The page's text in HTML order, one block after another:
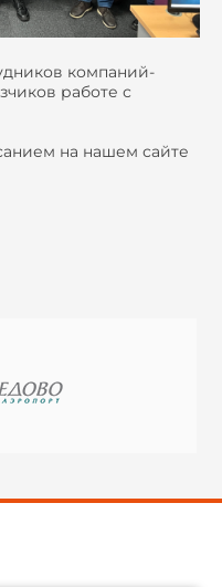
компаний-
работе с
на нашем сайте